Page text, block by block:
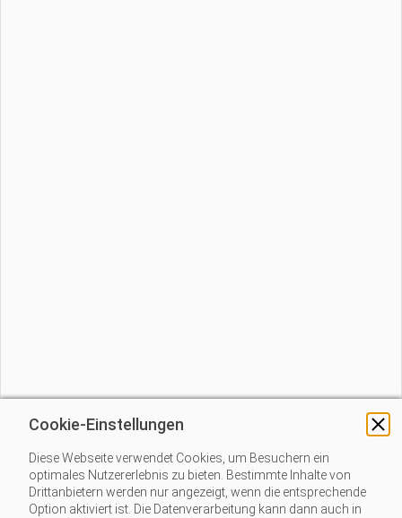
Cookie-Einstellungen
Diese Webseite verwendet Cookies, um Besuchern ein
optimales Nutzererlebnis zu bieten. Bestimmte Inhalte von
Drittanbietern werden nur angezeigt, wenn die entsprechende
Option aktiviert ist. Die Datenverarbeitung kann dann auch in